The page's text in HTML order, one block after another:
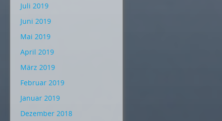
Juli 2019
Juni 2019
Mai 2019
April 2019
März 2019
Februar 2019
Januar 2019
Dezember 2018